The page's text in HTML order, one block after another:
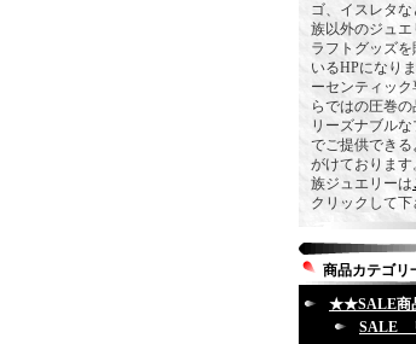
ゴ、イスレタ
族以外のジュエ
ラフトグッズを
いるHPになり
ーセンティック
らではの圧巻の
リーズナブル
でご提供できる
がけております
族ジュエリーは
クリックして下
商品カテゴリ
★★SALE
SALE